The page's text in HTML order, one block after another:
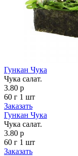
Гункан Чука
Чука салат.
3.80 р
60 г 1 шт
Заказать
Гункан Чука
Чука салат.
3.80 р
60 г 1 шт
Заказать